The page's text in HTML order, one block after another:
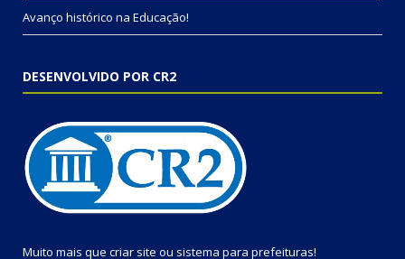
Avanço histórico na Educação!
DESENVOLVIDO POR CR2
Muito mais que criar site ou sistema para prefeituras!